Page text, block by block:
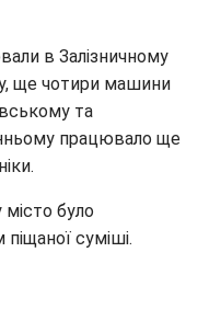
в Залізничному
ще чотири машини
та
працювало ще
було
суміші.